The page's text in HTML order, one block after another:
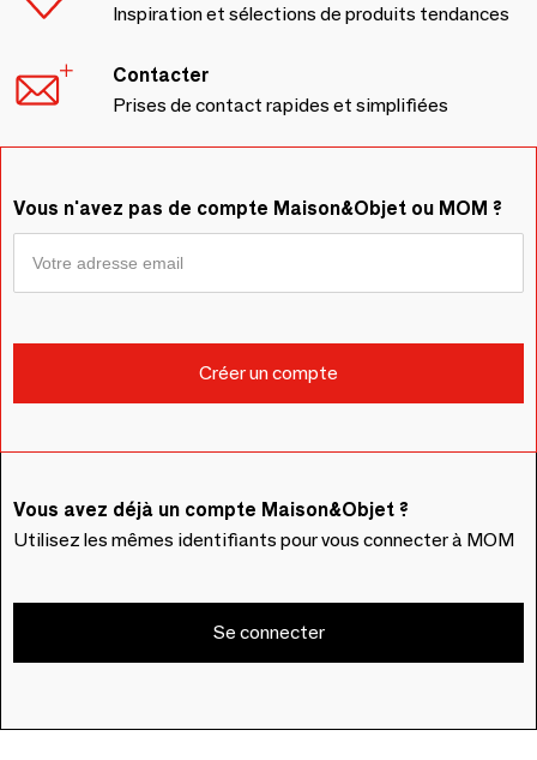
Inspiration et sélections de produits tendances
Contacter
Prises de contact rapides et simplifiées
Vous n'avez pas de compte Maison&Objet ou MOM ?
Vous avez déjà un compte Maison&Objet ?
Utilisez les mêmes identifiants pour vous connecter à MOM
Se connecter